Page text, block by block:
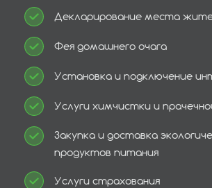
Декларирование места
Фея домашнего очага
Установка и подключение
Услуги химчистки и
Закупка и доставка
продуктов питания
Услуги страхования